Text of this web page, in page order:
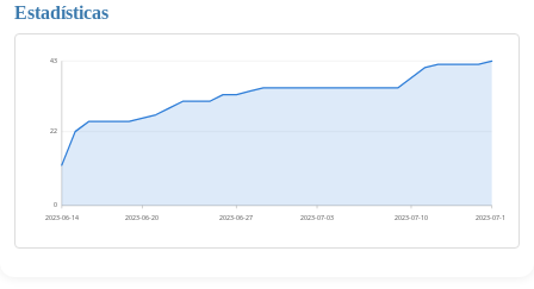
Estadísticas
0
22
43
2023-06-14 2023-06-20 2023-06-27 2023-07-03 2023-07-10 2023-07-16